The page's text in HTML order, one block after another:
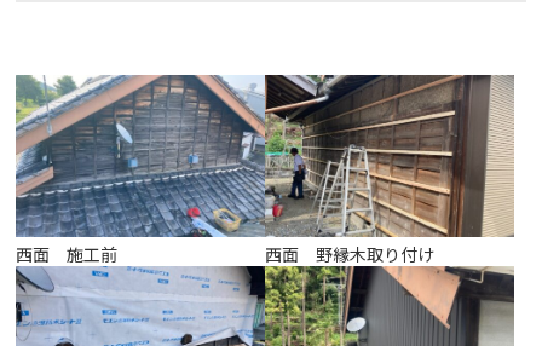
西面 施工前 西面 野縁木取り付け